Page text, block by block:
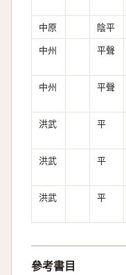
中原 陰平
中州
平聲
中州 平聲
洪武 平
洪武 平
洪武 平
參考書目